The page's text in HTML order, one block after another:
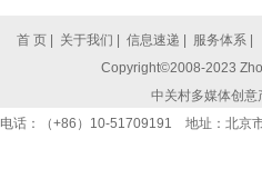
首 页 关于我们 信息速递 服务体系
Copyright©2008-2023
中关村多媒体创
电话：（+86）10-51709191 地址：北京